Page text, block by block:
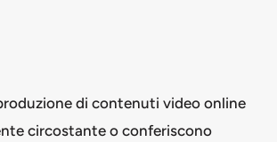
di contenuti video online
circostante o conferiscono